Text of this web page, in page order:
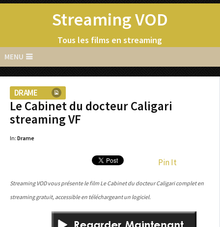
Streaming VOD
Tous les films en streaming
MENU
DRAME
Le Cabinet du docteur Caligari
streaming VF
In: Drame
Pin It
Streaming VOD vous présente le film Le Cabinet du docteur Caligari complet en
streaming gratuit, accessible en téléchargeant un logiciel.